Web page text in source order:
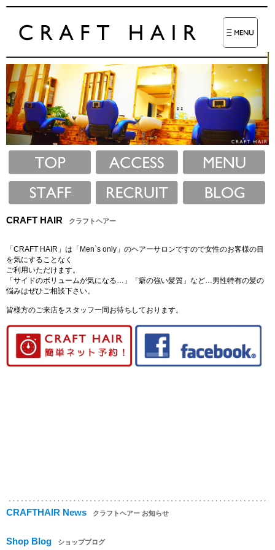
CRAFT HAIR クラフトヘアー
「CRAFT HAIR」は「Men`s only」のヘアーサロンですので女性のお客様の目
を気にすることなく
ご利用いただけます。
「サイドのボリュームが気になる…」「癖の強い髪質」など…男性特有の髪の
悩みはぜひご相談下さい。
皆様方のご来店をスタッフ一同お待ちしております。
CRAFTHAIR News クラフトヘアー お知らせ
Shop Blog ショップブログ